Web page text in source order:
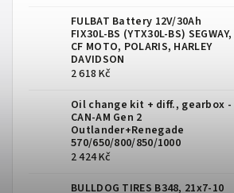
FULBAT Battery 12V/30Ah
FIX30L-BS (YTX30L-BS) SEGWAY,
CF MOTO, POLARIS, HARLEY
DAVIDSON
2 618 Kč
Oil change kit + diff., gearbox -
CAN-AM Gen 2
Outlander+Renegade
570/650/800/850/1000
2 424 Kč
BULLDOG TIRES B348, 21x7-10